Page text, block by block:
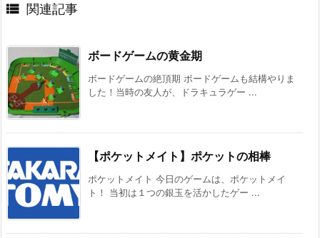
 関連記事
ボードゲームの黄金期
ボードゲームの絶頂期 ボードゲームも結構やりま
した！当時の友人が、ドラキュラゲー ...
【ポケットメイト】ポケットの相棒
ポケットメイト 今日のゲームは、ポケットメイ
ト！ 当初は１つの銀玉を活かしたゲー ...